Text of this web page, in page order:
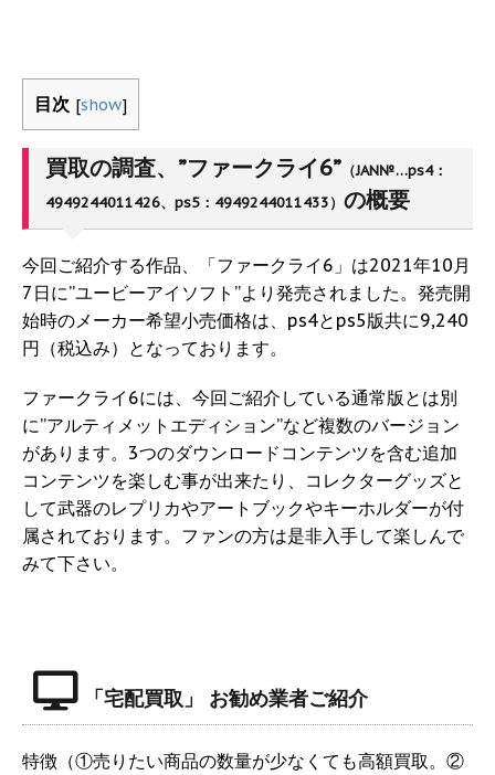
目次 [show]
買取の調査、”ファークライ6” （JAN№…ps4：
4949244011426、ps5：4949244011433） の概要
今回ご紹介する作品、「ファークライ6」は2021年10月
7日に”ユービーアイソフト”より発売されました。発売開
始時のメーカー希望小売価格は、ps4とps5版共に9,240
円（税込み）となっております。
ファークライ6には、今回ご紹介している通常版とは別
に”アルティメットエディション”など複数のバージョン
があります。3つのダウンロードコンテンツを含む追加
コンテンツを楽しむ事が出来たり、コレクターグッズと
して武器のレプリカやアートブックやキーホルダーが付
属されております。ファンの方は是非入手して楽しんで
みて下さい。
「宅配買取」 お勧め業者ご紹介
特徴（①売りたい商品の数量が少なくても高額買取。②